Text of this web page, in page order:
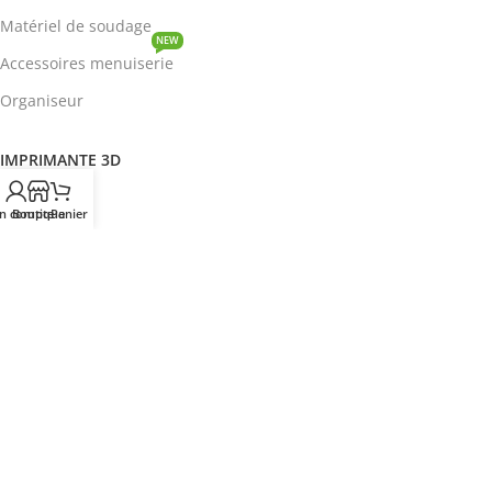
Matériel de soudage
Accessoires menuiserie
NEW
Organiseur
IMPRIMANTE 3D
ROBOTIQUE
compte
BoutiquePanier